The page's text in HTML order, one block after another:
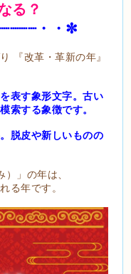
る？
・・✼
『改革・革新の年』
表す象形文字。古い
索する象徴です。
脱皮や新しいものの
」の年は、
る年です。